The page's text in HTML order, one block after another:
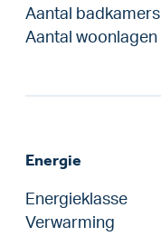
Aantal badkamers
Aantal woonlagen
Energie
Energieklasse
Verwarming